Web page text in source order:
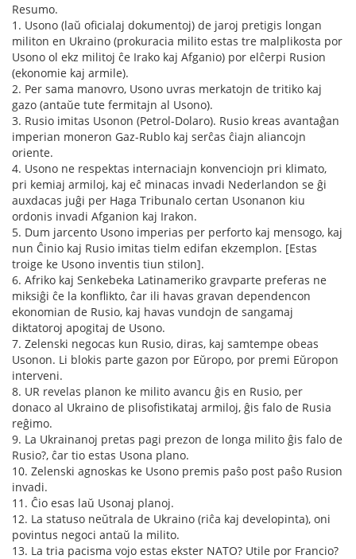
Resumo.
1. Usono (laŭ oficialaj dokumentoj) de jaroj pretigis longan
militon en Ukraino (prokuracia milito estas tre malplikosta por
Usono ol ekz militoj ĉe Irako kaj Afganio) por elĉerpi Rusion
(ekonomie kaj armile).
2. Per sama manovro, Usono uvras merkatojn de tritiko kaj
gazo (antaŭe tute fermitajn al Usono).
3. Rusio imitas Usonon (Petrol-Dolaro). Rusio kreas avantaĝan
imperian moneron Gaz-Rublo kaj serĉas ĉiajn aliancojn
oriente.
4. Usono ne respektas internaciajn konvenciojn pri klimato,
pri kemiaj armiloj, kaj eĉ minacas invadi Nederlandon se ĝi
auxdacas juĝi per Haga Tribunalo certan Usonanon kiu
ordonis invadi Afganion kaj Irakon.
5. Dum jarcento Usono imperias per perforto kaj mensogo, kaj
nun Ĉinio kaj Rusio imitas tielm edifan ekzemplon. [Estas
troige ke Usono inventis tiun stilon].
6. Afriko kaj Senkebeka Latinameriko gravparte preferas ne
miksiĝi ĉe la konflikto, ĉar ili havas gravan dependencon
ekonomian de Rusio, kaj havas vundojn de sangamaj
diktatoroj apogitaj de Usono.
7. Zelenski negocas kun Rusio, diras, kaj samtempe obeas
Usonon. Li blokis parte gazon por Eŭropo, por premi Eŭropon
interveni.
8. UR revelas planon ke milito avancu ĝis en Rusio, per
donaco al Ukraino de plisofistikataj armiloj, ĝis falo de Rusia
reĝimo.
9. La Ukrainanoj pretas pagi prezon de longa milito ĝis falo de
Rusio?, ĉar tio estas Usona plano.
10. Zelenski agnoskas ke Usono premis paŝo post paŝo Rusion
invadi.
11. Ĉio esas laŭ Usonaj planoj.
12. La statuso neŭtrala de Ukraino (riĉa kaj developinta), oni
povintus negoci antaŭ la milito.
13. La tria pacisma vojo estas ekster NATO? Utile por Francio?